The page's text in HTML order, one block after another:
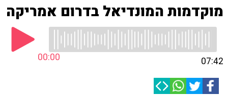
מוקדמות המונדיאל בדרום אמריקה
00:00 07:42